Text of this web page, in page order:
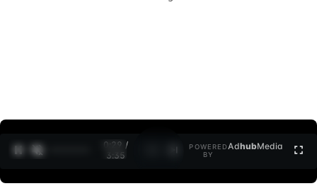
0:30 /
3:35
POWERED
BY
AdhubMedia